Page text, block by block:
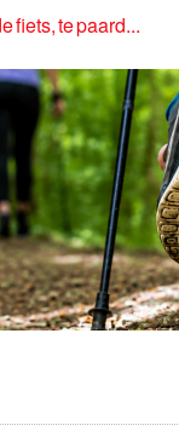
fiets, te paard...